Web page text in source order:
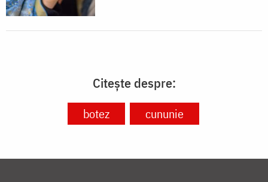
Citește despre:
botez cununie